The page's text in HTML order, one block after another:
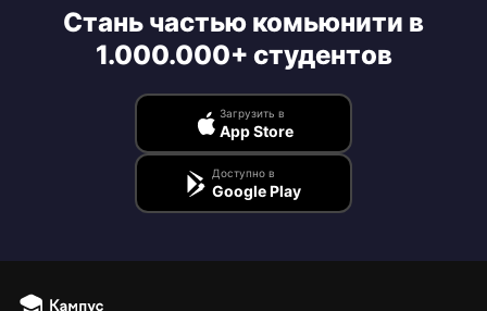
Стань частью комьюнити в
1.000.000+ студентов
Загрузить в
App Store
Доступно в
Google Play